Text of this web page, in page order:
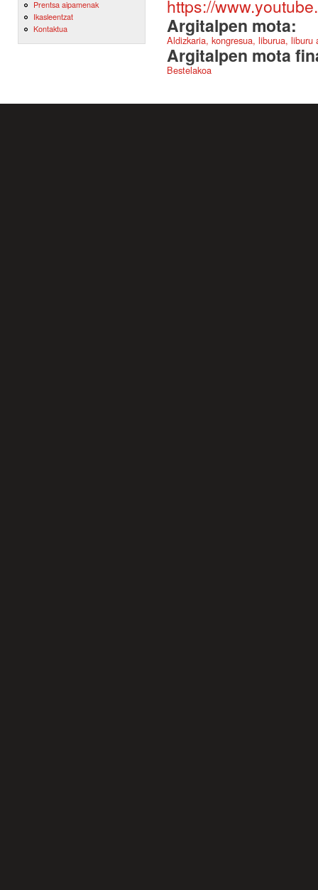
Prentsa aipamenak
Ikasleentzat
Kontaktua
https://
Argitalpen mota:
Aldizkaria, kongresua, liburua,
Argitalpen mota
Bestelakoa